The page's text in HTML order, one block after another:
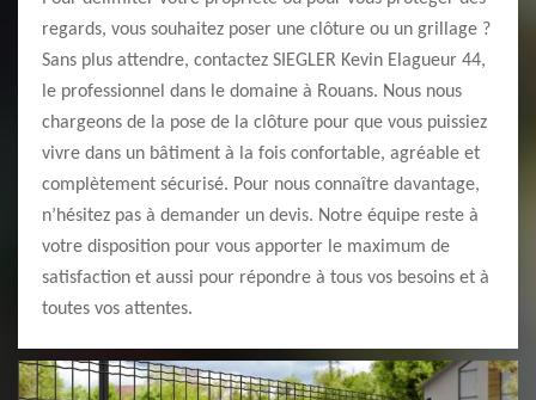
regards, vous souhaitez poser une clôture ou un grillage ?
Sans plus attendre, contactez SIEGLER Kevin Elagueur 44,
le professionnel dans le domaine à Rouans. Nous nous
chargeons de la pose de la clôture pour que vous puissiez
vivre dans un bâtiment à la fois confortable, agréable et
complètement sécurisé. Pour nous connaître davantage,
n’hésitez pas à demander un devis. Notre équipe reste à
votre disposition pour vous apporter le maximum de
satisfaction et aussi pour répondre à tous vos besoins et à
toutes vos attentes.